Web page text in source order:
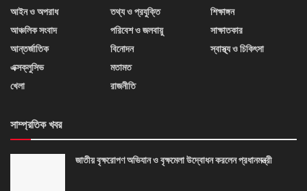
আইন ও অপরাধ
আঞ্চলিক সংবাদ
আন্তর্জাতিক
এক্সক্লুসিভ
খেলা
তথ্য ও প্রযুক্তি
পরিবেশ ও জলবায়ু
বিনোদন
মতামত
রাজনীতি
শিক্ষাঙ্গন
সাক্ষাতকার
স্বাস্থ্য ও চিকিৎসা
সাম্প্রতিক খবর
জাতীয় বৃক্ষরোপণ অভিযান ও বৃক্ষমেলা উদ্বোধন করলেন প্রধানমন্ত্রী